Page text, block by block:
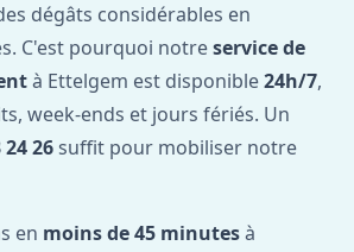
dégâts considérables en
C'est pourquoi notreservice de
à Ettelgem est disponible24h/7,
week-ends et jours fériés. Un
24 26 suffit pour mobiliser notre
en moins de 45 minutesà